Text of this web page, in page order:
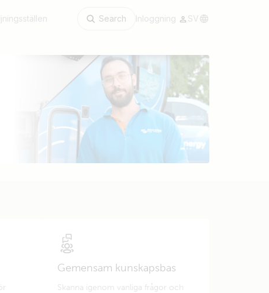
Search Inloggning SV
Gemensam kunskapsbas
Skanna igenom vanliga frågor och